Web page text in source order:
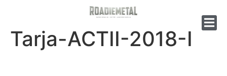
Tarja-ACTII-2018-I